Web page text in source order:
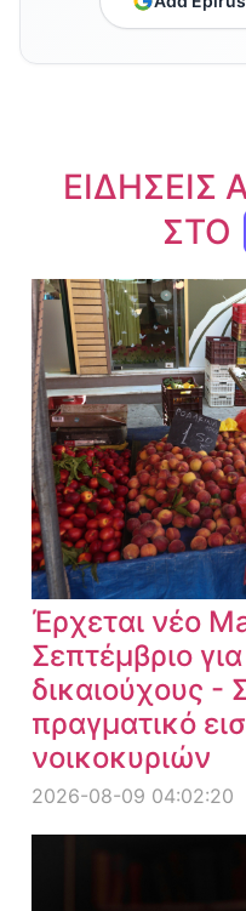
ΕΙΔΗΣΕΙΣ
ΣΤΟ
Έρχεται νέο
Σεπτέμβριο
δικαιούχους -
πραγματικό
νοικοκυριών
2026-08-09 04:02:20